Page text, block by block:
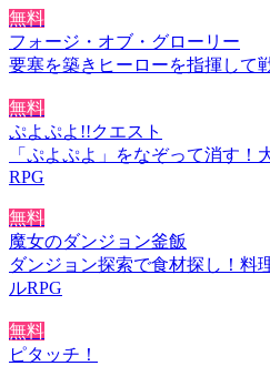
無料
フォージ・オブ・グローリー
要塞を築きヒーローを指揮して
無料
ぷよぷよ!!クエスト
「ぷよぷよ」をなぞって消す
RPG
無料
魔女のダンジョン釜飯
ダンジョン探索で食材探し！料
ルRPG
無料
ピタッチ！